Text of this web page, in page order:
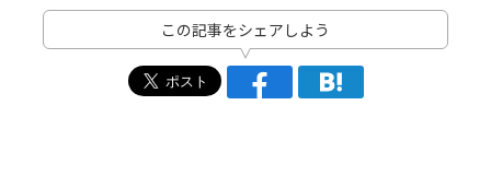
この記事をシェアしよう